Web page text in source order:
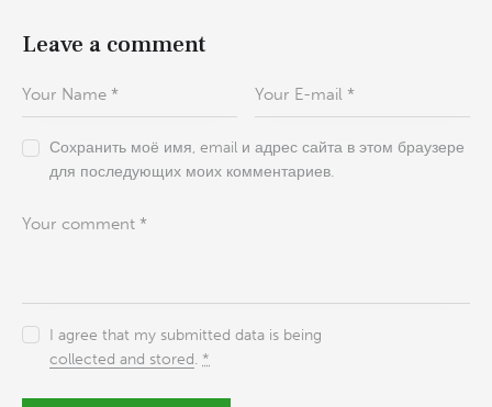
Leave a comment
Сохранить моё имя, email и адрес сайта в этом браузере
для последующих моих комментариев.
I agree that my submitted data is being
collected and stored. *